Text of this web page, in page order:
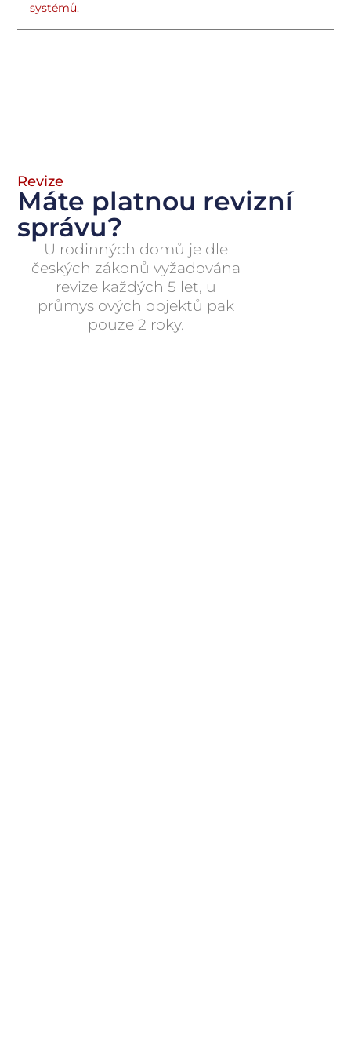
systémů.
Revize
Máte platnou revizní
správu?
U rodinných domů je dle
českých zákonů vyžadována
revize každých 5 let, u
průmyslových objektů pak
pouze 2 roky.